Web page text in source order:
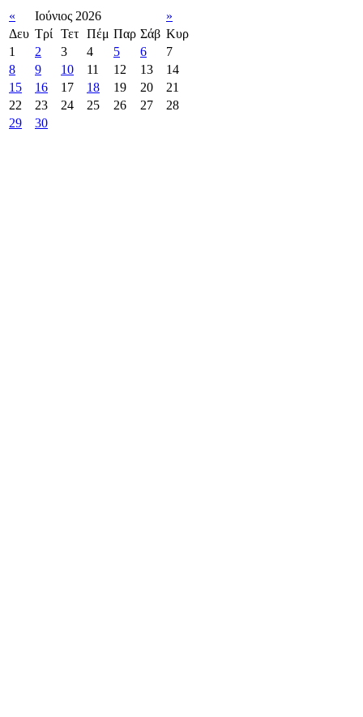
« Ιούνιος 2026
»
Δευ Τρί Τετ Πέμ Παρ Σάβ Κυρ
1
2 3 4 5 6
7
8
9 10 11 12 13
14
15
16 17 18 19 20
21
22
23 24 25 26 27
28
29
30